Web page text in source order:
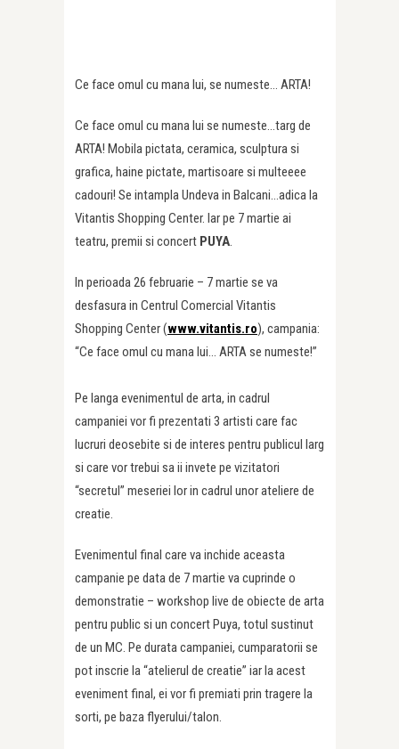
Ce face omul cu mana lui, se numeste… ARTA!
Ce face omul cu mana lui se numeste…targ de
ARTA! Mobila pictata, ceramica, sculptura si
grafica, haine pictate, martisoare si multeeee
cadouri! Se intampla Undeva in Balcani…adica la
Vitantis Shopping Center. Iar pe 7 martie ai
teatru, premii si concert PUYA.
In perioada 26 februarie – 7 martie se va
desfasura in Centrul Comercial Vitantis
Shopping Center (www.vitantis.ro), campania:
“Ce face omul cu mana lui… ARTA se numeste!”
Pe langa evenimentul de arta, in cadrul
campaniei vor fi prezentati 3 artisti care fac
lucruri deosebite si de interes pentru publicul larg
si care vor trebui sa ii invete pe vizitatori
“secretul” meseriei lor in cadrul unor ateliere de
creatie.
Evenimentul final care va inchide aceasta
campanie pe data de 7 martie va cuprinde o
demonstratie – workshop live de obiecte de arta
pentru public si un concert Puya, totul sustinut
de un MC. Pe durata campaniei, cumparatorii se
pot inscrie la “atelierul de creatie” iar la acest
eveniment final, ei vor fi premiati prin tragere la
sorti, pe baza flyerului/talon.